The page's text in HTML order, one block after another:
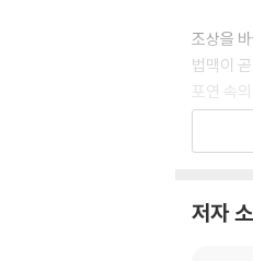
조상을
법맥이
포연 속
진정한
마지막
저자